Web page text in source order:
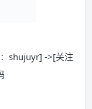
shujuyr] ->[关注